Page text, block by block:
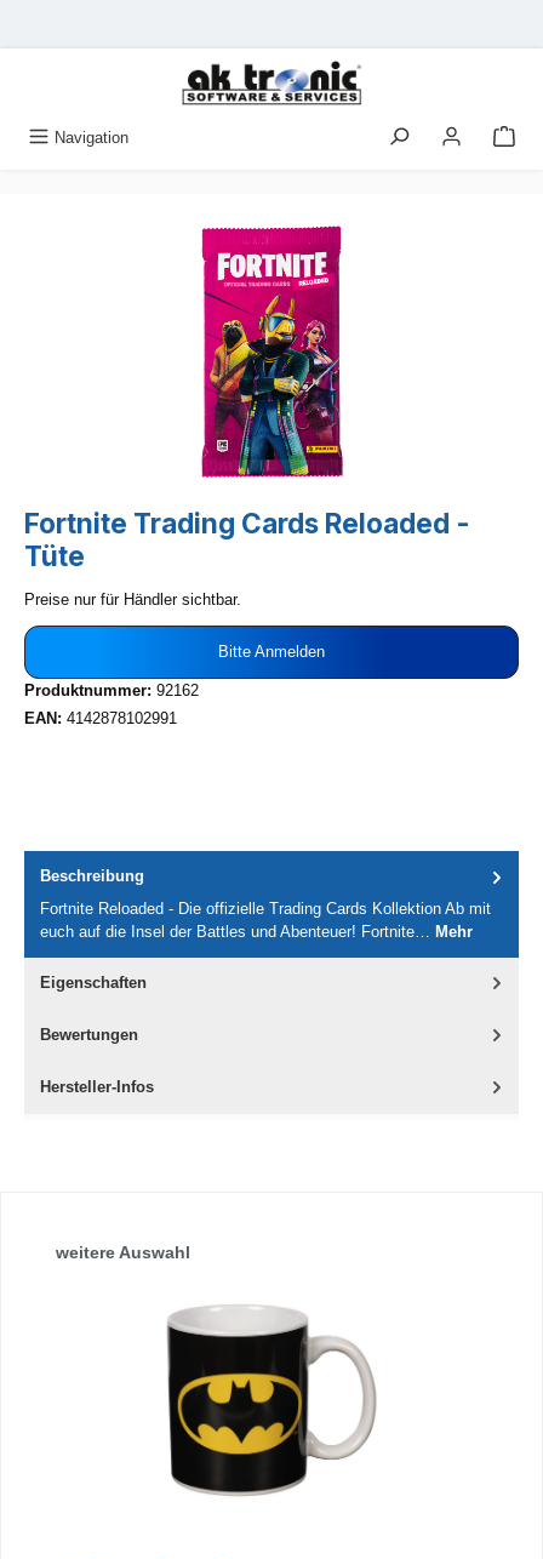
Navigation
Bildergalerie überspringen
Fortnite Trading Cards Reloaded -
Tüte
Preise nur für Händler sichtbar.
Bitte Anmelden
Produktnummer: 92162
EAN: 4142878102991
Beschreibung
Fortnite Reloaded - Die offizielle Trading Cards Kollektion Ab mit
euch auf die Insel der Battles und Abenteuer! Fortnite…
Mehr
Eigenschaften
Bewertungen
Hersteller-Infos
Produktgalerie überspringen
weitere Auswahl